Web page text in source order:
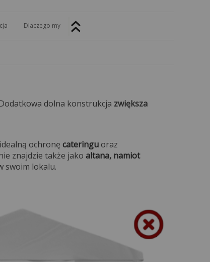
Dlaczego my
dolna konstrukcja zwiększa
ochronę cateringuoraz
znajdzie także jako altana, namiot
swoim lokalu.